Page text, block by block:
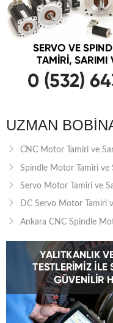
UZMAN
CNC Motor Tamiri ve
Spindle Motor Tamiri ve
Servo Motor Tamiri ve
DC Servo Motor Tamiri
Ankara CNC Spindle